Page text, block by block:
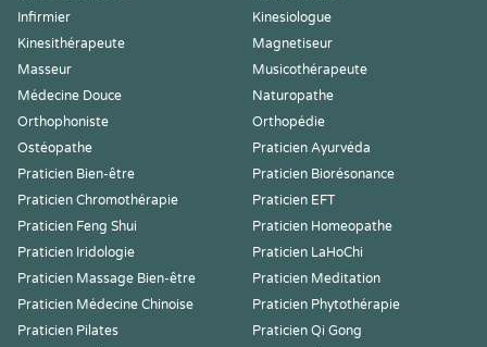
Infirmier
Kinesiologue
Kinesithérapeute
Magnetiseur
Masseur
Musicothérapeute
Médecine Douce
Naturopathe
Orthophoniste
Orthopédie
Ostéopathe
Praticien Ayurvéda
Praticien Bien-être
Praticien Biorésonance
Praticien Chromothérapie
Praticien EFT
Praticien Feng Shui
Praticien Homeopathe
Praticien Iridologie
Praticien LaHoChi
Praticien Massage Bien-être
Praticien Meditation
Praticien Médecine Chinoise
Praticien Phytothérapie
Praticien Pilates
Praticien Qi Gong